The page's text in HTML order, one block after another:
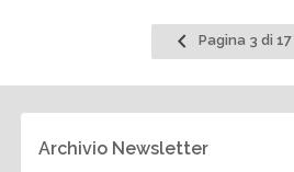
Pagina
precedente
Pagina 3 di 17
Archivio Newsletter